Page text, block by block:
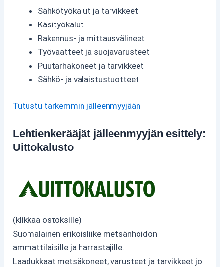
Sähkötyökalut ja tarvikkeet
Käsityökalut
Rakennus- ja mittausvälineet
Työvaatteet ja suojavarusteet
Puutarhakoneet ja tarvikkeet
Sähkö- ja valaistustuotteet
Tutustu tarkemmin jälleenmyyjään
Lehtienkerääjät jälleenmyyjän esittely:
Uittokalusto
(klikkaa ostoksille)
Suomalainen erikoisliike metsänhoidon
ammattilaisille ja harrastajille.
Laadukkaat metsäkoneet, varusteet ja tarvikkeet jo